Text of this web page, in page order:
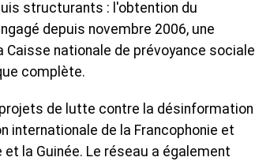
structurants : l'obtention du
depuis novembre 2006, une
nationale de prévoyance sociale
complète.
projets de lutte contre la désinformation
internationale de la Francophonie et
la Guinée. Le réseau a également